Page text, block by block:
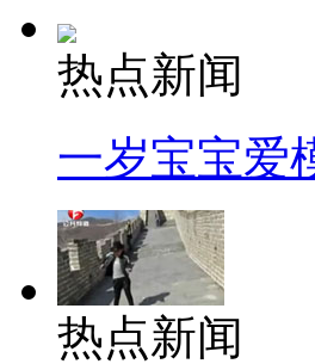
热点新闻
一岁宝宝爱
热点新闻